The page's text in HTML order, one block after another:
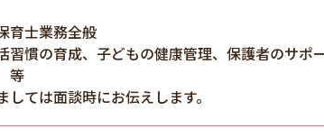
育士業務全般
習慣の育成、子どもの健康管理、保護者のサポ
等
ては面談時にお伝えします。